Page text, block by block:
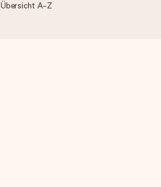
Übersicht A-Z